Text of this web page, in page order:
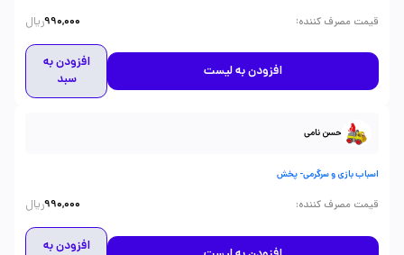
قیمت مصرف کننده:
990,000ریال
افزودن به لیست
افزودن به
سبد
حسن نامی
اسباب بازی و سرگرمی- پخش
قیمت مصرف کننده:
990,000ریال
افزودن به